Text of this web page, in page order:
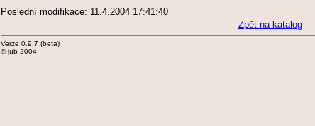
Poslední modifikace: 11.4.2004 17:41:40
Zpět na katalog
Verze 0.9.7 (beta)
© jub 2004